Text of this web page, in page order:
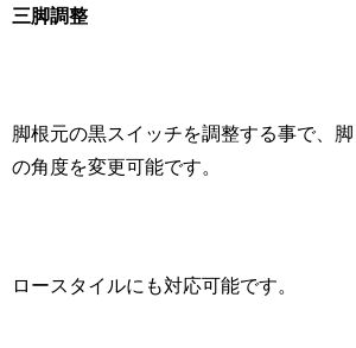
三脚調整
脚根元の黒スイッチを調整する事で、脚
の角度を変更可能です。
ロースタイルにも対応可能です。